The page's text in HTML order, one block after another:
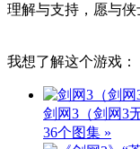
理解与支持，愿与侠
我想了解这个游戏：
剑网3（剑网3
36个图集 »